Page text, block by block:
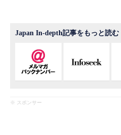
Japan In-depth記事をもっと読む
※ スポンサー